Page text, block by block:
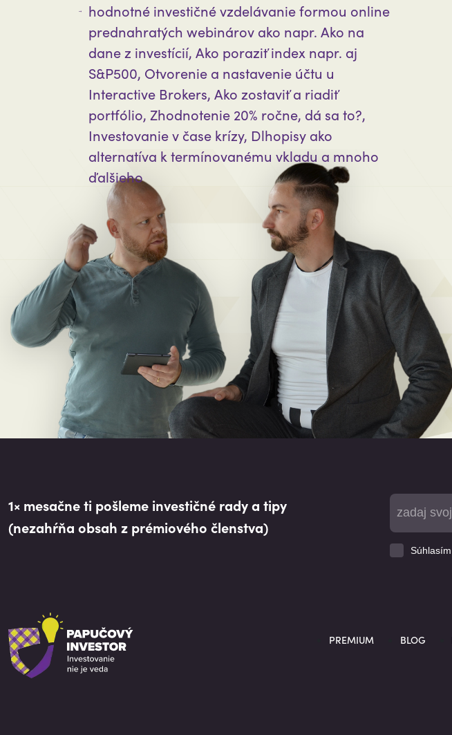
hodnotné investičné vzdelávanie formou online
prednahratých webinárov ako napr. Ako na
dane z investícií, Ako poraziť index napr. aj
S&P500, Otvorenie a nastavenie účtu u
Interactive Brokers, Ako zostaviť a riadiť
portfólio, Zhodnotenie 20% ročne, dá sa to?,
Investovanie v čase krízy, Dlhopisy ako
alternatíva k termínovanému vkladu a mnoho
ďalšieho
1× mesačne ti pošleme investičné rady a tipy
(nezahŕňa obsah z prémiového členstva)
Súhlasím
PREMIUM BLOG